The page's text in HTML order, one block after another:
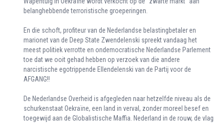
belanghebbende terroristische groeperingen.
En die schoft, profiteur van de Nederlandse belastingbetaler en
marionet van de Deep State Zwendelenski spreekt vandaag het
meest politiek verrotte en ondemocratische Nederlandse Parlement
toe dat we ooit gehad hebben op verzoek van die andere
narcistische egotrippende Ellendelenski van de Partij voor de
AFGANG!!
De Nederlandse Overheid is afgegleden naar hetzelfde niveau als de
schurkenstaat Oekraïne, een land in verval, zonder moreel besef en
toegewijd aan de Globalistische Maffia. Nederland in de rouw, de vlag